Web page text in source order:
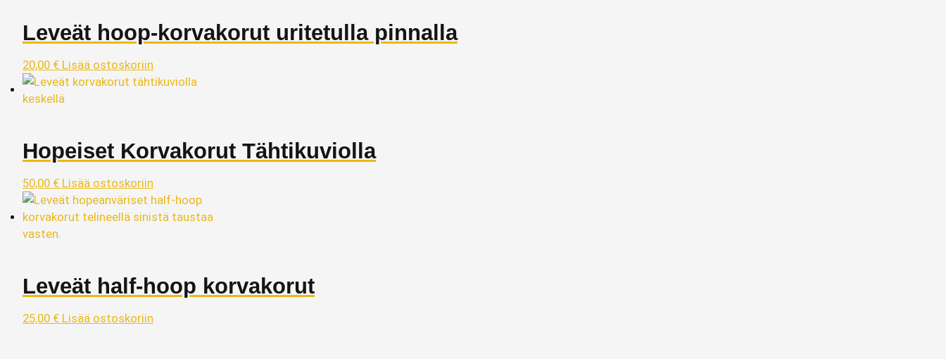
Leveät hoop‑korvakorut uritetulla pinnalla
20,00 € Lisää ostoskoriin
Hopeiset Korvakorut Tähtikuviolla
50,00 € Lisää ostoskoriin
Leveät half‑hoop korvakorut
25,00 € Lisää ostoskoriin